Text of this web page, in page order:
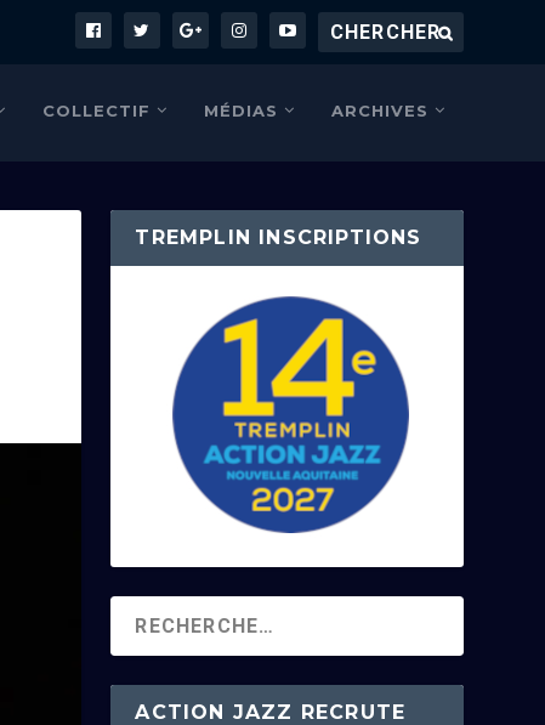
COLLECTIF MÉDIAS ARCHIVES
TREMPLIN INSCRIPTIONS
ACTION JAZZ RECRUTE